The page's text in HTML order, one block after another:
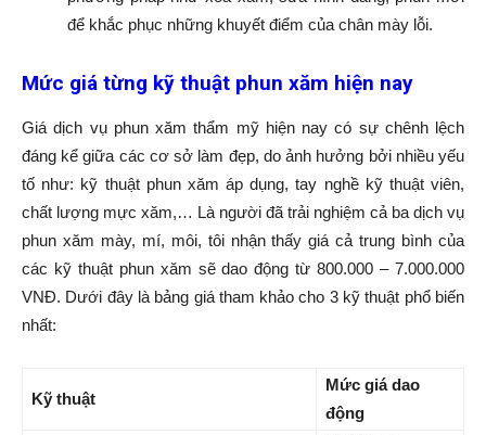
để khắc phục những khuyết điểm của chân mày lỗi.
Mức giá từng kỹ thuật phun xăm hiện nay
Giá dịch vụ phun xăm thẩm mỹ hiện nay có sự chênh lệch
đáng kể giữa các cơ sở làm đẹp, do ảnh hưởng bởi nhiều yếu
tố như: kỹ thuật phun xăm áp dụng, tay nghề kỹ thuật viên,
chất lượng mực xăm,… Là người đã trải nghiệm cả ba dịch vụ
phun xăm mày, mí, môi, tôi nhận thấy giá cả trung bình của
các kỹ thuật phun xăm sẽ dao động từ 800.000 – 7.000.000
VNĐ. Dưới đây là bảng giá tham khảo cho 3 kỹ thuật phổ biến
nhất:
Kỹ thuật
Mức giá dao
động